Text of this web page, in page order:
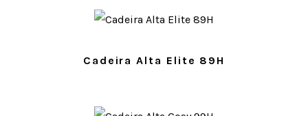
Cadeira Alta Elite 89H